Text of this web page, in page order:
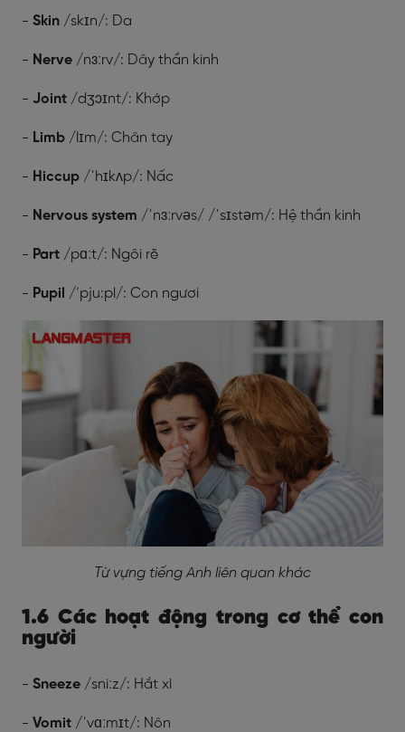
- Skin /skɪn/: Da
- Nerve /nɜːrv/: Dây thần kinh
- Joint /dʒɔɪnt/: Khớp
- Limb /lɪm/: Chân tay
- Hiccup /ˈhɪkʌp/: Nấc
- Nervous system /ˈnɜːrvəs/ /ˈsɪstəm/: Hệ thần kinh
- Part /pɑːt/: Ngôi rẽ
- Pupil /’pju:pl/: Con ngươi
Từ vựng tiếng Anh liên quan khác
1.6 Các hoạt động trong cơ thể con
người
- Sneeze /sniːz/: Hắt xì
- Vomit /ˈvɑːmɪt/: Nôn